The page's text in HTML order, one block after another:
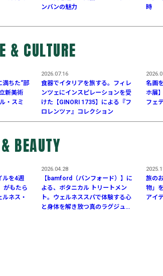
ンバンの魅力
時
& CULTURE
満ちた“部
新美術
・スミ
食器でイタリアを旅する。フィレ
ンツェにインスピレーションを受
けた【GINORI 1735】による『フ
ロレンツァ』コレクション
2026.07.16
名画
ホ展
フェ
BEAUTY
ルを4週
がもたら
ネス・
【bamford（バンフォード）】に
よる、ボタニカル トリートメン
ト。ウェルネススパで体験する心
と身体を解き放つ真のラグジュア
2026.04.28
旅の
物」
アイ